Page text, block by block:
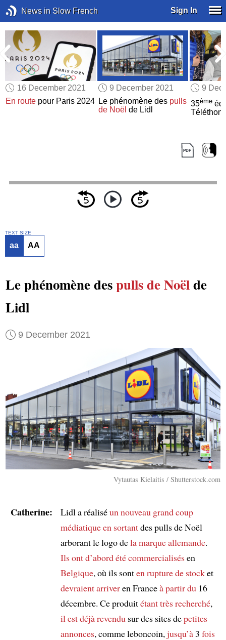
News in Slow French Sign In
16 December 2021
En route pour Paris 2024
9 December 2021
Le phénomène des pulls
de Noël de Lidl
9
35ème
Téléthon
TEXT SIZE
aa AA
Le phénomène despulls de Noëlde
Lidl
9 December 2021
Vytautas Kielaitis / Shutterstock.com
Catherine: Lidl a réaliséun nouveau grand coup
médiatiqueen sortantdes pulls de Noël
arborant le logo dela marque allemande.
Ils ont d’abord été commercialisésen
Belgique, où ils sonten rupture de stocket
devraient arriveren Franceà partir du 16
décembre. Ce produitétanttrès recherché,
il est déjà revendu sur des sites depetites
annonces, comme leboncoin, jusqu’à3 fois